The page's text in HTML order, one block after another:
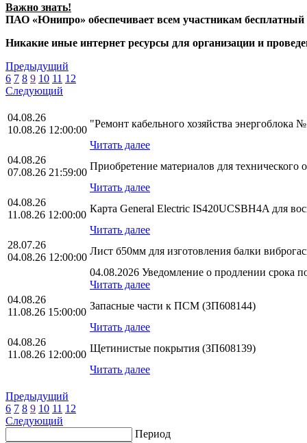
Важно знать!
ПАО «Юнипро» обеспечивает всем участникам
Никакие иные интернет ресурсы для организации и
Предыдущий
6 7 8 9 10 11 12
Следующий
04.08.26
10.08.26 12:00:00
"Ремонт кабельного хозяйства
Читать далее
04.08.26
07.08.26 21:59:00
Приобретение материалов для
Читать далее
04.08.26
11.08.26 12:00:00
Карта General Electric IS420UCSBH4A для
Читать далее
28.07.26
04.08.26 12:00:00
Лист б50мм для изготовления балки
04.08.2026 Уведомление о продлении срока
Читать далее
04.08.26
11.08.26 15:00:00
Запасные части к ПСМ (ЗП608144)
Читать далее
04.08.26
11.08.26 12:00:00
Щетинистые покрытия (ЗП608139)
Читать далее
Предыдущий
6 7 8 9 10 11 12
Следующий
Период